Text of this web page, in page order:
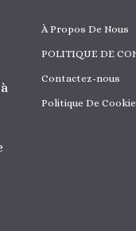
À Propos De Nous
POLITIQUE DE
Contactez-nous
Politique De